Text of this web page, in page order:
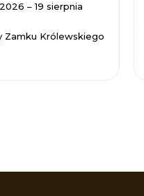
2026 – 19 sierpnia
Zamku Królewskiego